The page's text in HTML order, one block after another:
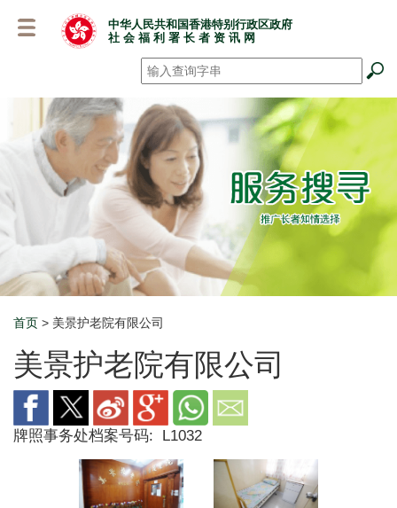
中华人民共和国香港特别行政区政府
社 会 福 利 署 长 者 资 讯 网
搜寻 *
Breadcrumb
首页 > 美景护老院有限公司
美景护老院有限公司
牌照事务处档案号码: L1032